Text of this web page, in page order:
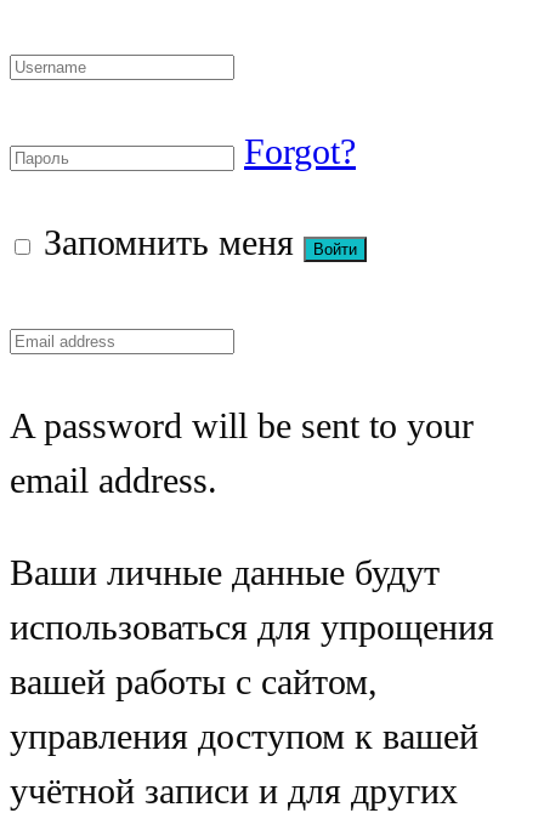
Forgot?
Запомнить меня
A password will be sent to your
email address.
Ваши личные данные будут
использоваться для упрощения
вашей работы с сайтом,
управления доступом к вашей
учётной записи и для других